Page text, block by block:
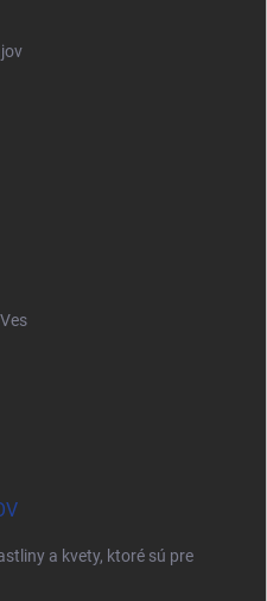
a kvety, ktoré sú pre